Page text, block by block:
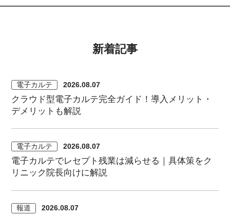
新着記事
電子カルテ 2026.08.07
クラウド型電子カルテ完全ガイド！導入メリット・
デメリットも解説
電子カルテ 2026.08.07
電子カルテでレセプト残業は減らせる｜具体策をク
リニック院長向けに解説
報道 2026.08.07